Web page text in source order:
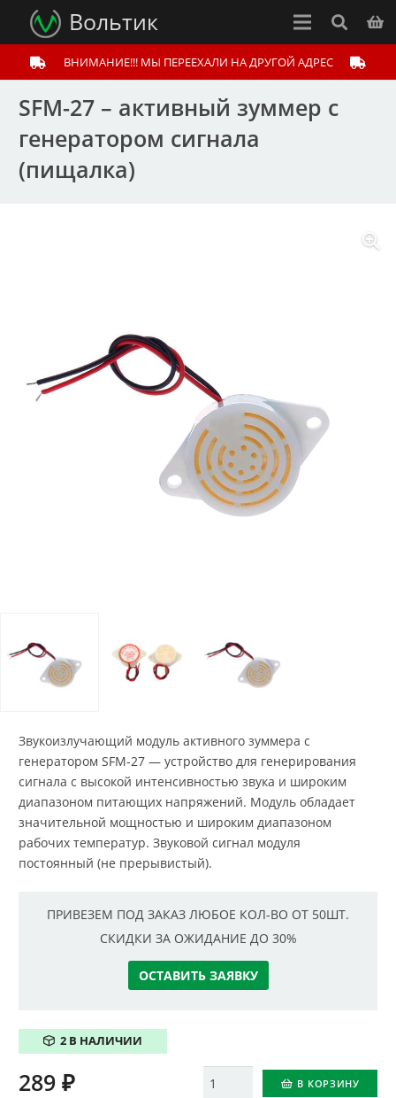
Вольтик
ВНИМАНИЕ!!! МЫ ПЕРЕЕХАЛИ НА ДРУГОЙ АДРЕС
SFM-27 – активный зуммер с
генератором сигнала
(пищалка)
Звукоизлучающий модуль активного зуммера с
генератором SFM-27 — устройство для генерирования
сигнала с высокой интенсивностью звука и широким
диапазоном питающих напряжений. Модуль обладает
значительной мощностью и широким диапазоном
рабочих температур. Звуковой сигнал модуля
постоянный (не прерывистый).
ПРИВЕЗЕМ ПОД ЗАКАЗ ЛЮБОЕ КОЛ-ВО ОТ 50ШТ.
СКИДКИ ЗА ОЖИДАНИЕ ДО 30%
ОСТАВИТЬ ЗАЯВКУ
2 В НАЛИЧИИ
Количество В КОРЗИНУ
289 ₽